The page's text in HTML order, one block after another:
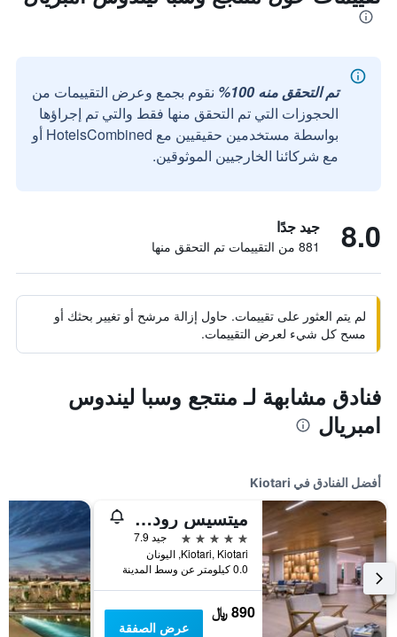
تم التحقق منه 100%
نقوم بجمع وعرض التقييمات من
الحجوزات التي تم التحقق منها فقط والتي تم إجراؤها
بواسطة مستخدمين حقيقيين مع HotelsCombined أو
مع شركائنا الخارجيين الموثوقين.
8.0 جيد جدًا
881 من التقييمات تم التحقق منها
لم يتم العثور على تقييمات. حاول إزالة مرشح أو تغيير بحثك أو
مسح كل شيء لعرض التقييمات.
فنادق مشابهة لـ منتجع وسبا ليندوس
امبريال
أفضل الفنادق في Kiotari
ميتسيس رودوس فيليدج
5 نجوم
جيد 7.9
Kiotari, Kiotari, اليونان
0.0 كيلومتر عن وسط المدينة
890 ﷼
عرض الصفقة